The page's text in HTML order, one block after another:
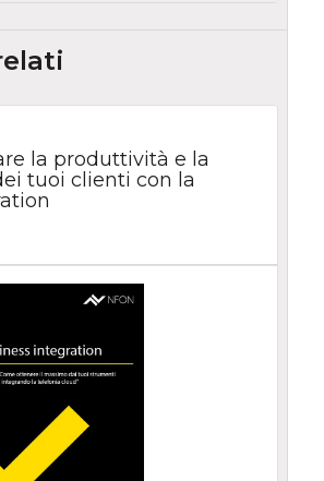
la produttività e la
tuoi clienti con la